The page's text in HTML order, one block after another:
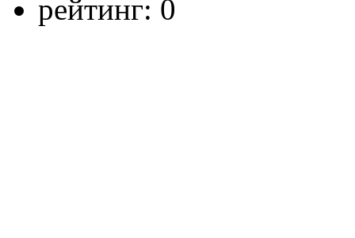
рейтинг: 0